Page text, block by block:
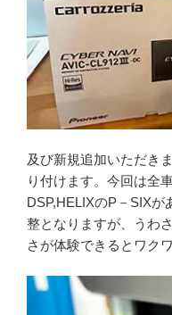
及び新規追加いただき
り付けます。今回は全
DSP,HELIXのP－SIXが
整となりますが、うわ
さが体験できるとワク